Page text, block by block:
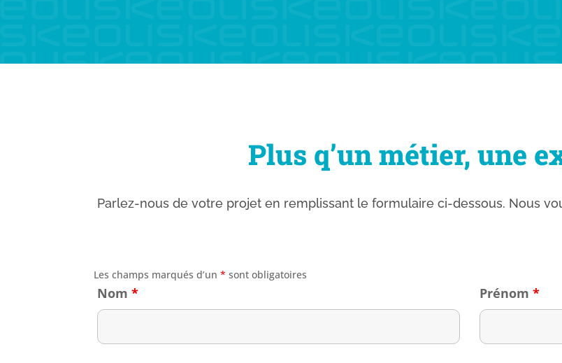
Plus q’un métier, une
Parlez-nous de votre projet en remplissant le formulaire ci-dessous. Nous
Les champs marqués d’un* sont obligatoires
Nom* Prénom *